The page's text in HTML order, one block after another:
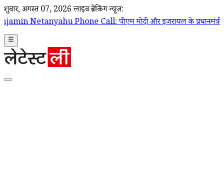
शुक्रवार, अगस्त 07, 2026 लाइव ब्रेकिंग न्यूज़:
Phone Call: पीएम मोदी और इजरायल के प्रधानमंत्री बेंजामिन नेतन्याहू के
☰